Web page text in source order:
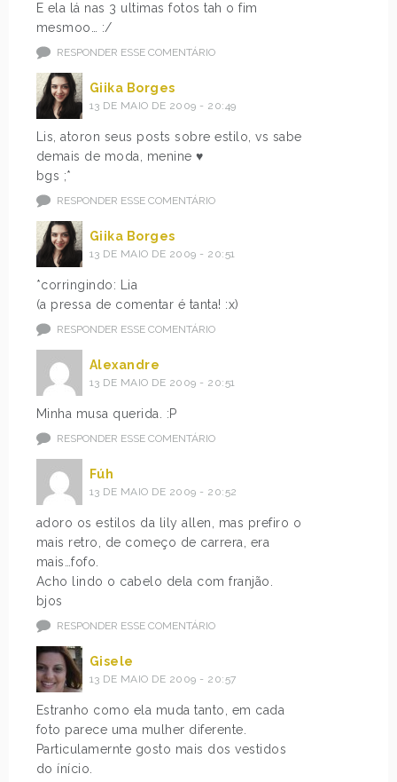
E ela lá nas 3 ultimas fotos tah o fim
mesmoo… :/
RESPONDER ESSE COMENTÁRIO
Giika Borges
13 DE MAIO DE 2009 - 20:49
Lis, atoron seus posts sobre estilo, vs sabe
demais de moda, menine ♥
bgs ;*
RESPONDER ESSE COMENTÁRIO
Giika Borges
13 DE MAIO DE 2009 - 20:51
*corringindo: Lia
(a pressa de comentar é tanta! :x)
RESPONDER ESSE COMENTÁRIO
Alexandre
13 DE MAIO DE 2009 - 20:51
Minha musa querida. :P
RESPONDER ESSE COMENTÁRIO
Fúh
13 DE MAIO DE 2009 - 20:52
adoro os estilos da lily allen, mas prefiro o
mais retro, de começo de carrera, era
mais…fofo.
Acho lindo o cabelo dela com franjão.
bjos
RESPONDER ESSE COMENTÁRIO
Gisele
13 DE MAIO DE 2009 - 20:57
Estranho como ela muda tanto, em cada
foto parece uma mulher diferente.
Particulamernte gosto mais dos vestidos
do ínício.